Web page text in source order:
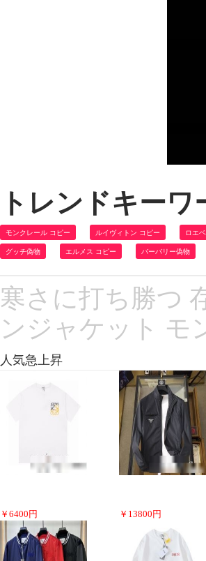
トレンドキーワ
モンクレール コピー ルイヴィトン コピー ロエ
グッチ偽物 エルメス コピー バーバリー偽物
寒さに打ち勝つ
ンジャケット モ
人気急上昇
￥ 6400 円 ￥ 13800 円